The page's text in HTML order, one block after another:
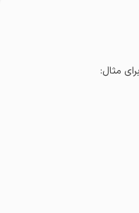
مثال: